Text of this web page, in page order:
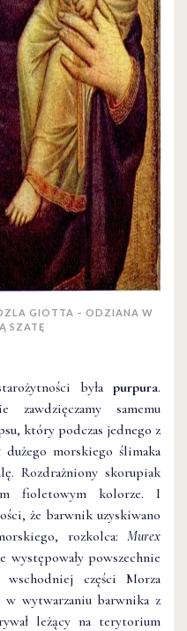
GIOTTA – ODZIANA W
SZATĘ
była purpura.
samemu
który podczas jednego z
dużego morskiego ślimaka
Rozdrażniony skorupiak
fioletowym kolorze. I
że barwnik uzyskiwano
rozkolca: Murex
występowały powszechnie
części Morza
w wytwarzaniu barwnika z
leżący na terytorium